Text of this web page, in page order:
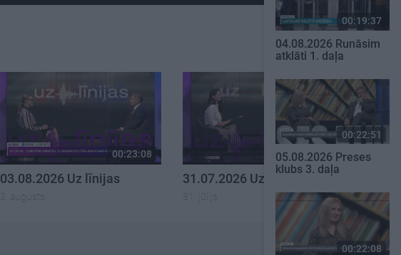
00:23:08
03.08.2026 Uz līnijas
3. augusts
00:22:18
31.07.2026 Uz līnijas
31. jūlijs
00:19:37
04.08.2026 Runāsim
atklāti 1. daļa
00:22:51
05.08.2026 Preses
klubs 3. daļa
00:22:08